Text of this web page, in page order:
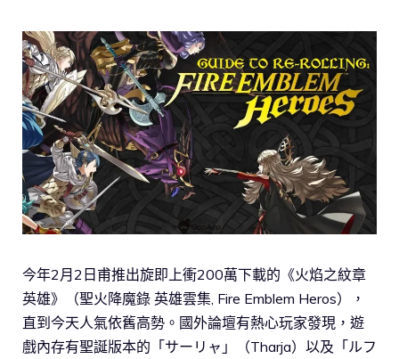
今年2月2日甫推出旋即上衝200萬下載的《火焰之紋章
英雄》（聖火降魔錄 英雄雲集, Fire Emblem Heros），
直到今天人氣依舊高勢。國外論壇有熱心玩家發現，遊
戲內存有聖誕版本的「サーリャ」（Tharja）以及「ルフ